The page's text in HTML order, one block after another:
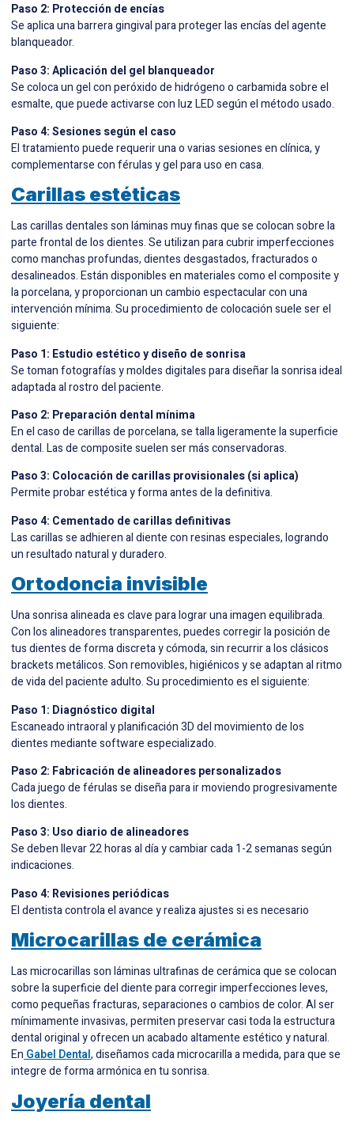
Paso 2: Protección de encías
Se aplica una barrera gingival para proteger las encías del agente
blanqueador.
Paso 3: Aplicación del gel blanqueador
Se coloca un gel con peróxido de hidrógeno o carbamida sobre el
esmalte, que puede activarse con luz LED según el método usado.
Paso 4: Sesiones según el caso
El tratamiento puede requerir una o varias sesiones en clínica, y
complementarse con férulas y gel para uso en casa.
Carillas estéticas
Las carillas dentales son láminas muy finas que se colocan sobre la
parte frontal de los dientes. Se utilizan para cubrir imperfecciones
como manchas profundas, dientes desgastados, fracturados o
desalineados. Están disponibles en materiales como el composite y
la porcelana, y proporcionan un cambio espectacular con una
intervención mínima. Su procedimiento de colocación suele ser el
siguiente:
Paso 1: Estudio estético y diseño de sonrisa
Se toman fotografías y moldes digitales para diseñar la sonrisa ideal
adaptada al rostro del paciente.
Paso 2: Preparación dental mínima
En el caso de carillas de porcelana, se talla ligeramente la superficie
dental. Las de composite suelen ser más conservadoras.
Paso 3: Colocación de carillas provisionales (si aplica)
Permite probar estética y forma antes de la definitiva.
Paso 4: Cementado de carillas definitivas
Las carillas se adhieren al diente con resinas especiales, logrando
un resultado natural y duradero.
Ortodoncia invisible
Una sonrisa alineada es clave para lograr una imagen equilibrada.
Con los alineadores transparentes, puedes corregir la posición de
tus dientes de forma discreta y cómoda, sin recurrir a los clásicos
brackets metálicos. Son removibles, higiénicos y se adaptan al ritmo
de vida del paciente adulto. Su procedimiento es el siguiente:
Paso 1: Diagnóstico digital
Escaneado intraoral y planificación 3D del movimiento de los
dientes mediante software especializado.
Paso 2: Fabricación de alineadores personalizados
Cada juego de férulas se diseña para ir moviendo progresivamente
los dientes.
Paso 3: Uso diario de alineadores
Se deben llevar 22 horas al día y cambiar cada 1-2 semanas según
indicaciones.
Paso 4: Revisiones periódicas
El dentista controla el avance y realiza ajustes si es necesario
Microcarillas de cerámica
Las microcarillas son láminas ultrafinas de cerámica que se colocan
sobre la superficie del diente para corregir imperfecciones leves,
como pequeñas fracturas, separaciones o cambios de color. Al ser
mínimamente invasivas, permiten preservar casi toda la estructura
dental original y ofrecen un acabado altamente estético y natural.
EnGabel Dental, diseñamos cada microcarilla a medida, para que se
integre de forma armónica en tu sonrisa.
Joyería dental